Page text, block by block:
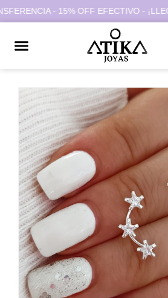
- 15% OFF EFECTIVO - ¡LLEGA